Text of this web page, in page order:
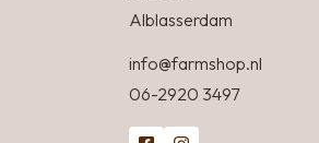
Alblasserdam
info@farmshop.nl
06-2920 3497